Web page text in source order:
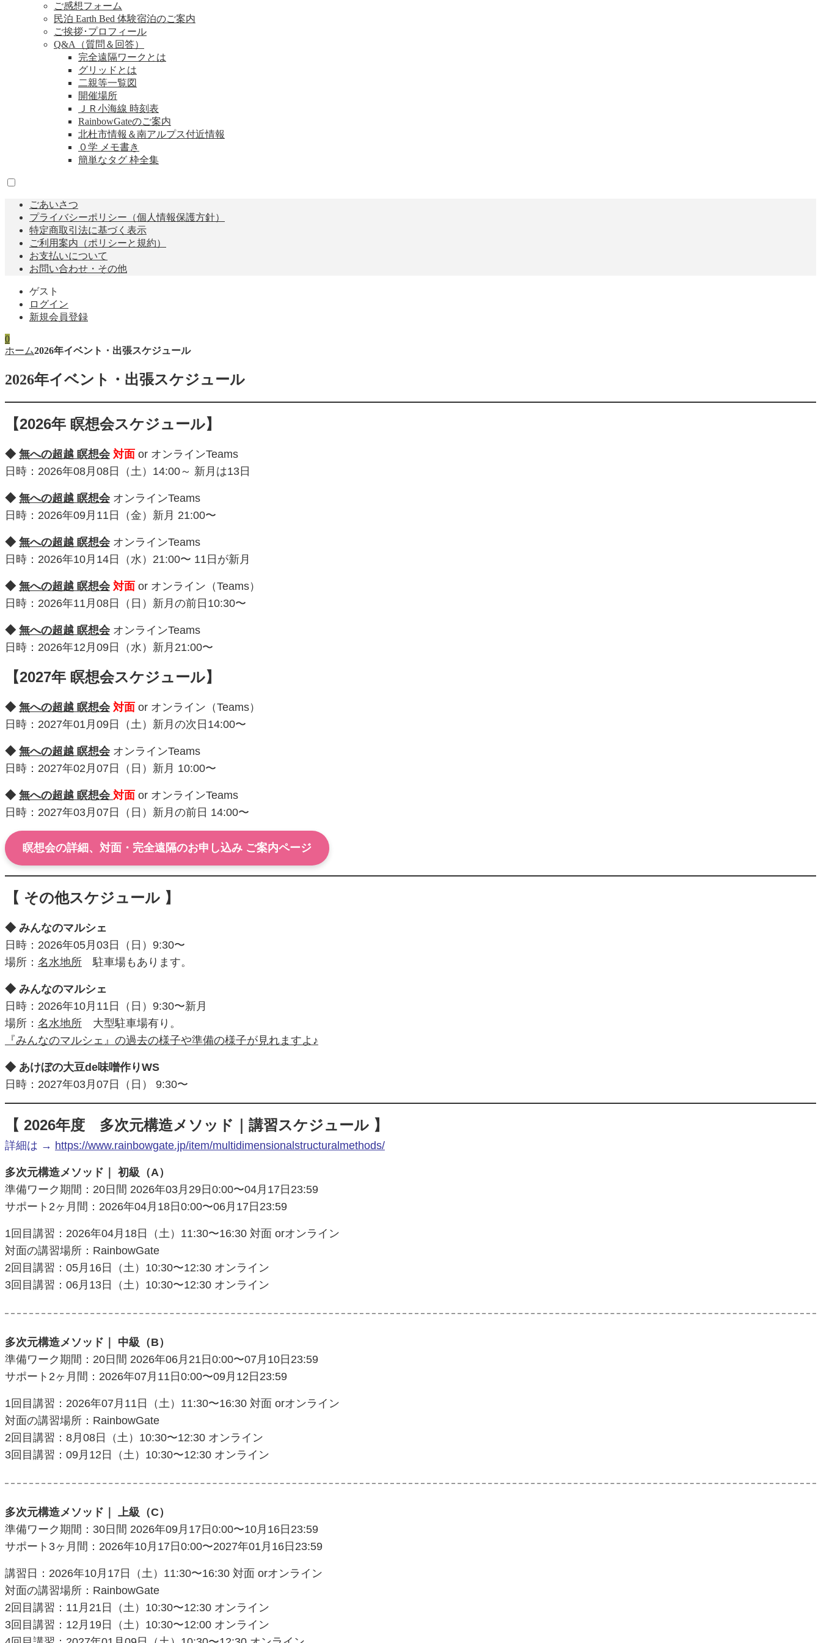
ご感想フォーム
民泊 Earth Bed 体験宿泊のご案内
ご挨拶･プロフィール
Q&A（質問＆回答）
完全遠隔ワークとは
グリッドとは
二親等一覧図
開催場所
ＪＲ小海線 時刻表
RainbowGateのご案内
北杜市情報＆南アルプス付近情報
０学 メモ書き
簡単なタグ 枠全集
ごあいさつ
プライバシーポリシー（個人情報保護方針）
特定商取引法に基づく表示
ご利用案内（ポリシーと規約）
お支払いについて
お問い合わせ・その他
ゲスト
ログイン
新規会員登録
0
ホーム2026年イベント・出張スケジュール
2026年イベント・出張スケジュール
【2026年 瞑想会スケジュール】
◆ 無への超越 瞑想会 対面 or オンラインTeams
日時：2026年08月08日（土）14:00～ 新月は13日
◆ 無への超越 瞑想会 オンラインTeams
日時：2026年09月11日（金）新月 21:00〜
◆ 無への超越 瞑想会 オンラインTeams
日時：2026年10月14日（水）21:00〜 11日が新月
◆ 無への超越 瞑想会 対面 or オンライン（Teams）
日時：2026年11月08日（日）新月の前日10:30〜
◆ 無への超越 瞑想会 オンラインTeams
日時：2026年12月09日（水）新月21:00〜
【2027年 瞑想会スケジュール】
◆ 無への超越 瞑想会 対面 or オンライン（Teams）
日時：2027年01月09日（土）新月の次日14:00〜
◆ 無への超越 瞑想会 オンラインTeams
日時：2027年02月07日（日）新月 10:00〜
◆ 無への超越 瞑想会 対面 or オンラインTeams
日時：2027年03月07日（日）新月の前日 14:00〜
瞑想会の詳細、対面・完全遠隔のお申し込み ご案内ページ
【 その他スケジュール 】
◆ みんなのマルシェ
日時：2026年05月03日（日）9:30〜
場所： 名水地所 駐車場もあります。
◆ みんなのマルシェ
日時：2026年10月11日（日）9:30〜新月
場所： 名水地所 大型駐車場有り。
『みんなのマルシェ』の過去の様子や準備の様子が見れますよ♪
◆ あけぼの大豆de味噌作りWS
日時：2027年03月07日（日） 9:30〜
【 2026年度 多次元構造メソッド｜講習スケジュール 】
詳細は → https://www.rainbowgate.jp/item/multidimensionalstructuralmethods/
多次元構造メソッド｜ 初級（A）
準備ワーク期間：20日間 2026年03月29日0:00〜04月17日23:59
サポート2ヶ月間：2026年04月18日0:00〜06月17日23:59
1回目講習：2026年04月18日（土）11:30〜16:30 対面 orオンライン
対面の講習場所：RainbowGate
2回目講習：05月16日（土）10:30〜12:30 オンライン
3回目講習：06月13日（土）10:30〜12:30 オンライン
多次元構造メソッド｜ 中級（B）
準備ワーク期間：20日間 2026年06月21日0:00〜07月10日23:59
サポート2ヶ月間：2026年07月11日0:00〜09月12日23:59
1回目講習：2026年07月11日（土）11:30〜16:30 対面 orオンライン
対面の講習場所：RainbowGate
2回目講習：8月08日（土）10:30〜12:30 オンライン
3回目講習：09月12日（土）10:30〜12:30 オンライン
多次元構造メソッド｜ 上級（C）
準備ワーク期間：30日間 2026年09月17日0:00〜10月16日23:59
サポート3ヶ月間：2026年10月17日0:00〜2027年01月16日23:59
講習日：2026年10月17日（土）11:30〜16:30 対面 orオンライン
対面の講習場所：RainbowGate
2回目講習：11月21日（土）10:30〜12:30 オンライン
3回目講習：12月19日（土）10:30〜12:00 オンライン